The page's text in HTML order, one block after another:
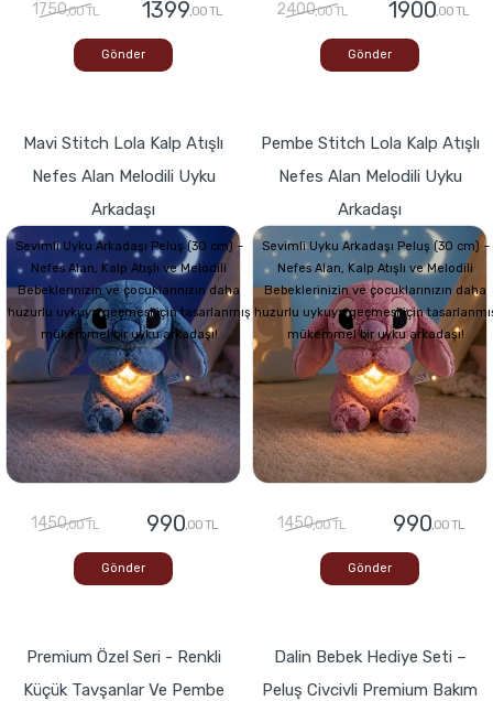
1750,00 TL 1399,00 TL
Gönder
2400,00 TL 1900,00 TL
Gönder
Mavi Stitch Lola Kalp Atışlı
Nefes Alan Melodili Uyku
Arkadaşı
Sevimli Uyku Arkadaşı Peluş (30 cm) –
Nefes Alan, Kalp Atışlı ve Melodili
Bebeklerinizin ve çocuklarınızın daha
huzurlu uykuya geçmesi için tasarlanmış
mükemmel bir uyku arkadaşı!
1450,00 TL 990,00 TL
Gönder
Pembe Stitch Lola Kalp Atışlı
Nefes Alan Melodili Uyku
Arkadaşı
Sevimli Uyku Arkadaşı Peluş (30 cm) –
Nefes Alan, Kalp Atışlı ve Melodili
Bebeklerinizin ve çocuklarınızın daha
huzurlu uykuya geçmesi için
mükemmel bir uyku arkadaşı!
1450,00 TL 990,00 TL
Gönder
Premium Özel Seri - Renkli
Küçük Tavşanlar Ve Pembe
Dalin Bebek Hediye Seti –
Peluş Civcivli Premium Bakım